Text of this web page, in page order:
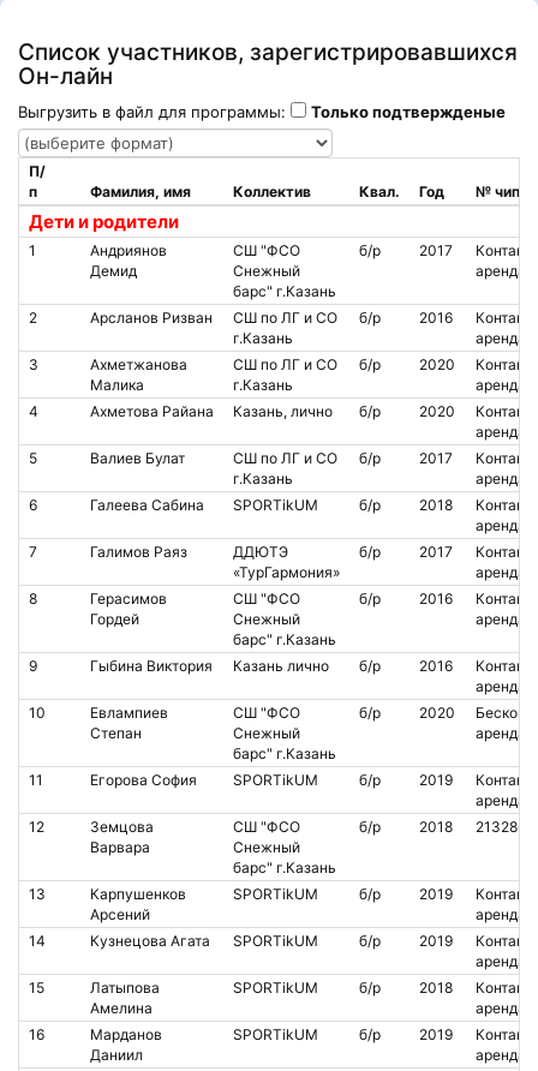
Список участников, зарегистрировавшихся
Он-лайн
Выгрузить в файл для программы: Только подтвержденые
Дети и родители
П/
п
Фамилия, имя Коллектив Квал. Год № чипа
1
Андриянов
Демид
СШ "ФСО
Снежный
барс" г.Казань
б/р 2017
Контакт.
аренда
2 Арсланов Ризван
СШ по ЛГ и СО
г.Казань
б/р 2016
Контакт.
аренда
3
Ахметжанова
Малика
СШ по ЛГ и СО
г.Казань
б/р 2020
Контакт.
аренда
4
Ахметова Райана Казань, лично б/р 2020
Контакт.
аренда
5
Валиев Булат
СШ по ЛГ и СО
г.Казань
б/р 2017
Контакт.
аренда
6
Галеева Сабина SPORTikUM б/р 2018
Контакт.
аренда
7
Галимов Раяз
ДДЮТЭ
«ТурГармония»
б/р 2017
Контакт.
аренда
8
Герасимов
Гордей
СШ "ФСО
Снежный
барс" г.Казань
б/р 2016
Контакт.
аренда
9 Гыбина Виктория Казань лично б/р 2016
Контакт.
аренда
10
Евлампиев
Степан
СШ "ФСО
Снежный
барс" г.Казань
б/р 2020
Бесконт.
аренда
11 Егорова София SPORTikUM б/р 2019
Контакт.
аренда
12
Земцова
Варвара
СШ "ФСО
Снежный
барс" г.Казань
б/р 2018 2132865
13
Карпушенков
Арсений
SPORTikUM б/р 2019
Контакт.
аренда
14
Кузнецова Агата SPORTikUM б/р 2019
Контакт.
аренда
15
Латыпова
Амелина
SPORTikUM б/р 2018
Контакт.
аренда
16
Марданов
Даниил
SPORTikUM б/р 2019
Контакт.
аренда